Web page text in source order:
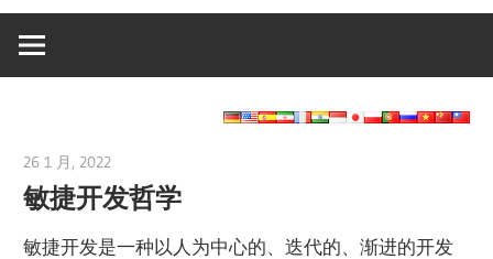
26 1 月, 2022
敏捷开发哲学
敏捷开发是一种以人为中心的、迭代的、渐进的开发